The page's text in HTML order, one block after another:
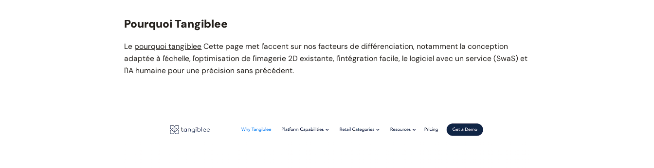
Pourquoi Tangiblee
Le pourquoi tangibleeCette page met l'accent sur nos facteurs de différenciation, notamment la conception
adaptée à l'échelle, l'optimisation de l'imagerie 2D existante, l'intégration facile, le logiciel avec un service (SwaS) et
l'IA humaine pour une précision sans précédent.